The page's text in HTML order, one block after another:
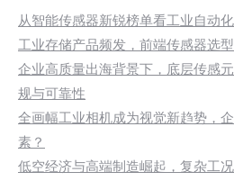
从智能传感器新锐榜单看工业自动
工业存储产品频发，前端传感器选
企业高质量出海背景下，底层传感
规与可靠性
全画幅工业相机成为视觉新趋势，
素？
低空经济与高端制造崛起，复杂工